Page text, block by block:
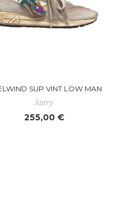
SUP VINT LOW MAN
Autry
255,00 €